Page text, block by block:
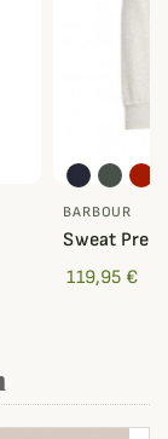
BARBOUR
Sweat Prep
119,95 €